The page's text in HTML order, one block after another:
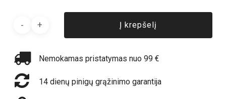
Į krepšelį
Nemokamas pristatymas nuo 99 €
14 dienų pinigų grąžinimo garantija